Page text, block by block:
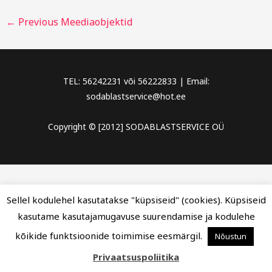
← Previous Meediaobjektid
TEL: 56242231 või 56222833 | Email:
sodablastservice@hot.ee
Copyright © [2012] SODABLASTSERVICE OÜ
Sellel kodulehel kasutatakse "küpsiseid" (cookies). Küpsiseid
kasutame kasutajamugavuse suurendamise ja kodulehe
kõikide funktsioonide toimimise eesmärgil.
Nõustun
Privaatsuspoliitika